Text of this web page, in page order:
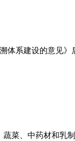
系建设的意见
菜、中药材和乳